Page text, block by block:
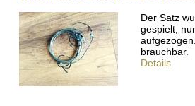
Der Satz
gespielt,
brauchbar.
Details